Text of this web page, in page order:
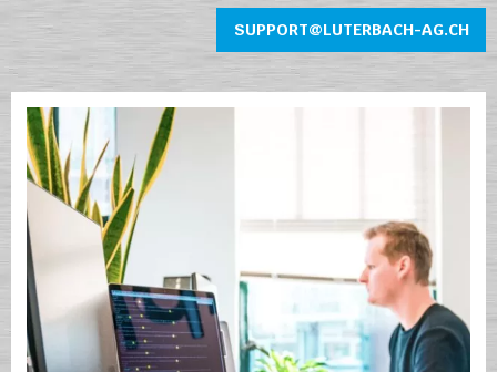
SUPPORT@LUTERBACH-AG.CH